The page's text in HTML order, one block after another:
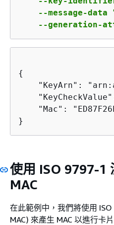
--message-data
--generation-
{
"KeyArn":
"Mac":
}
使用 ISO 9797-1
MAC
在此範例中，我們將使用
MAC) 來產生 MAC 以進行卡